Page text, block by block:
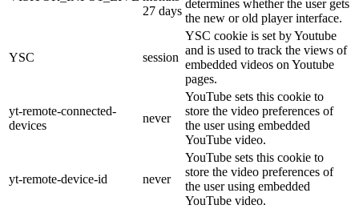
27 days
determines whether the user gets
the new or old player interface.
YSC session
YSC cookie is set by Youtube
and is used to track the views of
embedded videos on Youtube
pages.
yt-remote-connected-
devices
never
YouTube sets this cookie to
store the video preferences of
the user using embedded
YouTube video.
yt-remote-device-id never
YouTube sets this cookie to
store the video preferences of
the user using embedded
YouTube video.